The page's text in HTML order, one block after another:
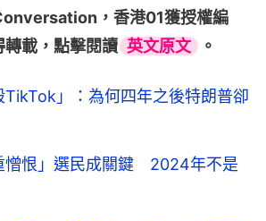
，香港01獲授權編
載，點擊閱讀 英文原文 。
TikTok」：為何四年之後特朗普卻
憎恨」選民成關鍵 2024年不是